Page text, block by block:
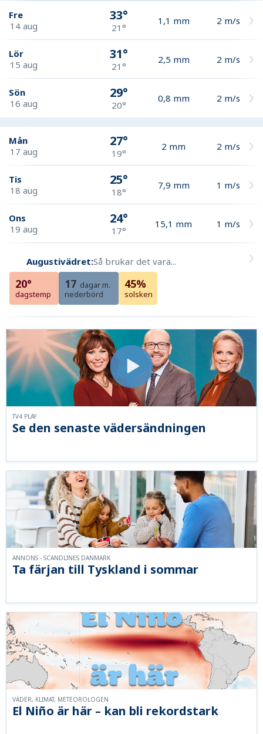
Fre
14 aug
33°
21°
1,1 mm 2 m/s
Lör
15 aug
31°
21°
2,5 mm 2 m/s
Sön
16 aug
29°
20°
0,8 mm 2 m/s
Mån
17 aug
27°
19°
2 mm 2 m/s
Tis
18 aug
25°
18°
7,9 mm 1 m/s
Ons
19 aug
24°
17°
15,1 mm 1 m/s
Augustivädret:Så brukar det vara...
20°
dagstemp
17 dagar m.
nederbörd
45%
solsken
Se den senaste vädersändningen
TV4 PLAY
Ta färjan till Tyskland i sommar
ANNONS - SCANDLINES DANMARK
El Niño är här – kan bli rekordstark
VÄDER, KLIMAT, METEOROLOGEN